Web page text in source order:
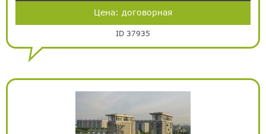
Цена: договорная
ID 37935